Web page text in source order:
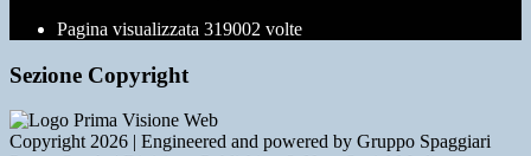
Pagina visualizzata 319002 volte
Sezione Copyright
Copyright 2026 | Engineered and powered by Gruppo Spaggiari